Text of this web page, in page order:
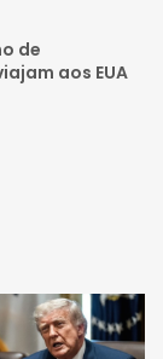
de
aos EUA